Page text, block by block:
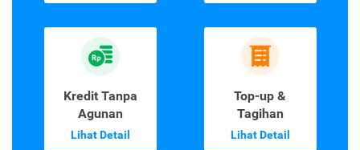
Kredit Tanpa
Agunan
Lihat Detail
Top-up &
Tagihan
Lihat Detail